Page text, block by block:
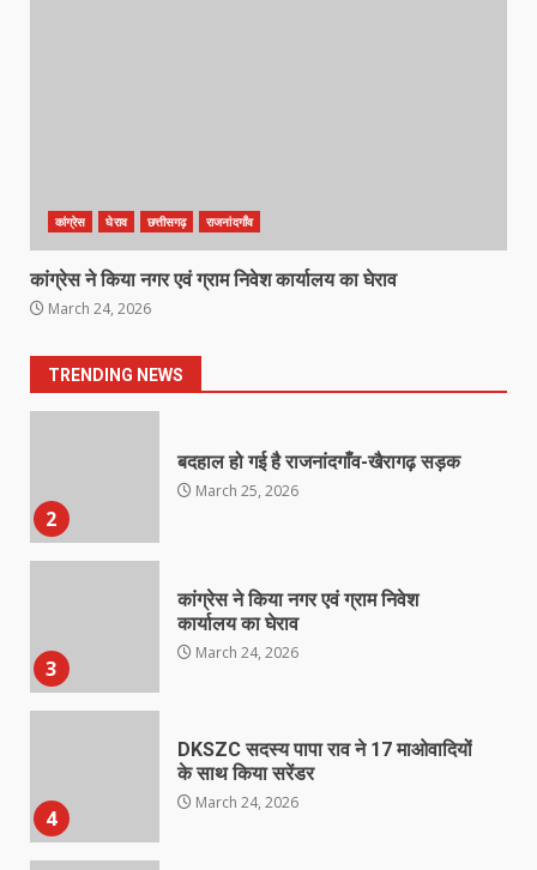
कांग्रेस घेराव छत्तीसगढ़ राजनांदगाँव
कांग्रेस ने किया नगर एवं ग्राम निवेश कार्यालय का घेराव
March 24, 2026
TRENDING NEWS
7
1
March 25, 2026
2
बदहाल हो गई है राजनांदगाँव-खैरागढ़ सड़क
March 25, 2026
3
कांग्रेस ने किया नगर एवं ग्राम निवेश
कार्यालय का घेराव
March 24, 2026
4
DKSZC सदस्य पापा राव ने 17 माओवादियों
के साथ किया सरेंडर
March 24, 2026